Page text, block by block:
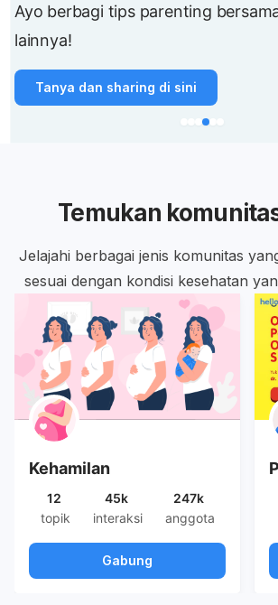
Ayo berbagi tips parenting
lainnya!
Tanya dan sharing di sini
Temukan
Jelajahi berbagai jenis komunitas
sesuai dengan kondisi kesehatan
Kehamilan
12
topik
45k
interaksi
247k
anggota
Gabung